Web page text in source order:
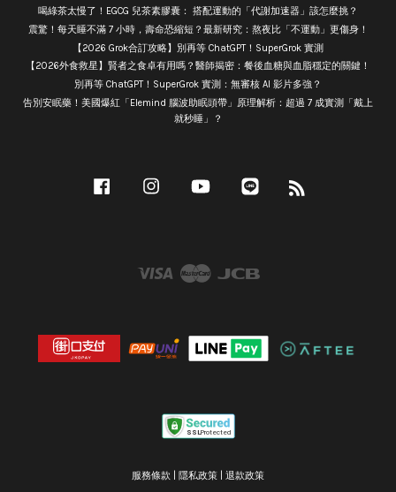
喝綠茶太慢了！EGCG 兒茶素膠囊： 搭配運動的「代謝加速器」該怎麼挑？
震驚！每天睡不滿 7 小時，壽命恐縮短？最新研究：熬夜比「不運動」更傷身！
【2026 Grok合訂攻略】別再等 ChatGPT！SuperGrok 實測
【2026外食救星】賢者之食卓有用嗎？醫師揭密：餐後血糖與血脂穩定的關鍵！
別再等 ChatGPT！SuperGrok 實測：無審核 AI 影片多強？
告別安眠藥！美國爆紅「Elemind 腦波助眠頭帶」原理解析：超過 7 成實測「戴上
就秒睡」？
Facebook Instagram YouTube
Visa Master
服務條款 隱私政策 退款政策